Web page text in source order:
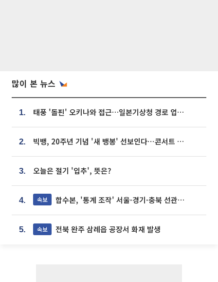
많이 본 뉴스
1. 태풍 '돌핀' 오키나와 접근…일본기상청 경로 업데이트
2. 빅뱅, 20주년 기념 '새 뱅봉' 선보인다⋯콘서트 앞두고 팝업 개최
3. 오늘은 절기 '입추', 뜻은?
4. 속보 합수본, '통계 조작' 서울·경기·충북 선관위 등 추가 압수수색
5. 속보 전북 완주 삼례읍 공장서 화재 발생